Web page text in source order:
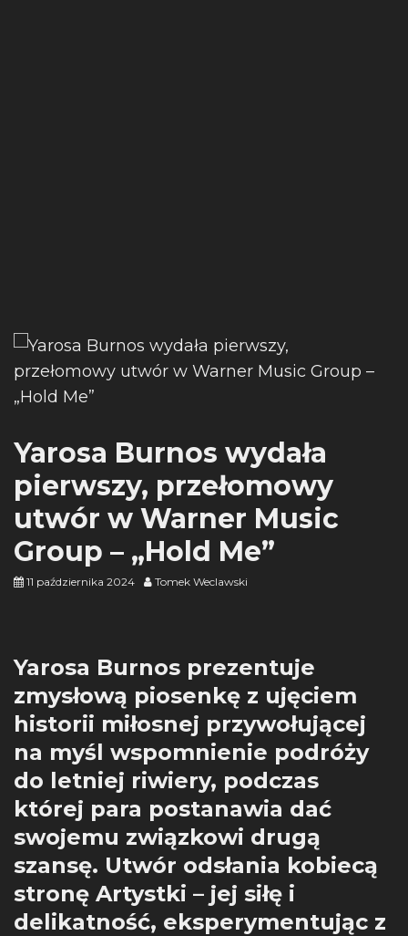
Yarosa Burnos wydała
pierwszy, przełomowy
utwór w Warner Music
Group – „Hold Me”
11 października 2024 Tomek Weclawski
Yarosa Burnos prezentuje
zmysłową piosenkę z ujęciem
historii miłosnej przywołującej
na myśl wspomnienie podróży
do letniej riwiery, podczas
której para postanawia dać
swojemu związkowi drugą
szansę. Utwór odsłania kobiecą
stronę Artystki – jej siłę i
delikatność, eksperymentując z